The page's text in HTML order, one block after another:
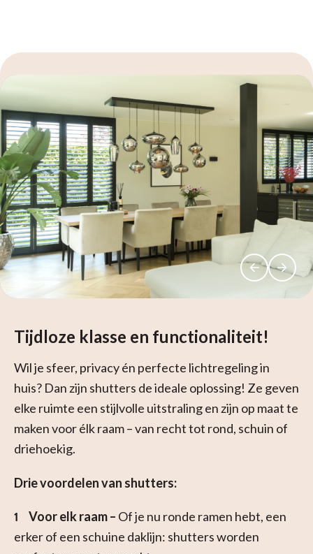
Tijdloze klasse en functionaliteit!
Wil je sfeer, privacy én perfecte lichtregeling in
huis? Dan zijn shutters de ideale oplossing! Ze geven
elke ruimte een stijlvolle uitstraling en zijn op maat te
maken voor élk raam – van recht tot rond, schuin of
driehoekig.
Drie voordelen van shutters:
Voor elk raam – Of je nu ronde ramen hebt, een
erker of een schuine daklijn: shutters worden